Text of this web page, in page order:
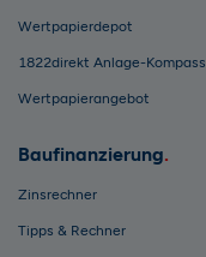
Wertpapierdepot
1822direkt Anlage-Kompass
Wertpapierangebot
Baufinanzierung
Zinsrechner
Tipps & Rechner